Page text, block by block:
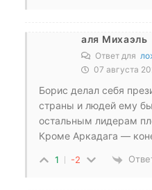
аля Михаэль
Ответ для
07 августа
Борис делал себя
страны и людей ему
остальным лидерам
Кроме Аркадага —
1 -2